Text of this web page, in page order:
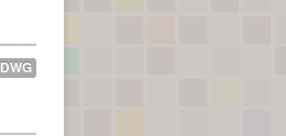
DWG